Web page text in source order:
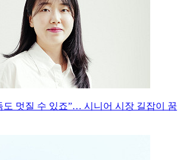
도 멋질 수 있죠”… 시니어 시장 길잡이 꿈